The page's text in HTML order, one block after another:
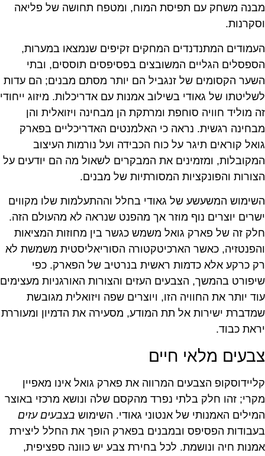
מבנה משחק עם תפיסת המוח, ומטפח תחושה של פליאה
וסקרנות.
העמודים המתנדנדים המחקים זקיפים שנמצאו במערות,
הספסלים הגליים המשובצים בפסיפסים תוססים, ובתי
השער הקסומים של זנגביל הם יותר מסתם מבנים; הם עדות
לשליטתו של גאודי בשילוב אמנות עם אדריכלות. מיזוג ייחודי
זה מוליד חוויה סוחפת ומרתקת הן מבחינה ויזואלית והן
מבחינה רגשית. נראה כי האלמנטים האדריכליים בפארק
גואל קוראים תיגר על כוח הכבידה ועל נורמות העיצוב
המקובלות, ומזמינים את המבקרים לשאול מה הם יודעים על
הצורות והפונקציות המסורתיות של מבנים.
השימוש המשעשע של גאודי בחלל וההתעלמות שלו מקווים
ישרים יוצרים נוף מוזר אך מהפנט שנראה לא מהעולם הזה.
חלק זה של פארק גואל משמש כגשר בין מחוזות המציאות
והפנטזיה, כאשר הארכיטקטורה הסוריאליסטית משמשת לא
רק כרקע אלא כדמות ראשית בנרטיב של הפארק. כפי
שיפורט בהמשך, הצבעים העזים והצורות האורגניות מעצימים
עוד יותר את החוויה הזו, ויוצרים שפה ויזואלית מגובשת
שמדברת ישירות אל תת המודע, מסעירה את הדמיון ומעוררת
יראת כבוד.
צבעים מלאי חיים
קליידוסקופ הצבעים המרווה את פארק גואל אינו מאפיין
מקרי; זהו חלק בלתי נפרד מהקסם שלה ונושא מרכזי באוצר
המילים האמנותי של אנטוני גאודי. השימוש בצבעים עזים
בעבודות הפסיפס ובמבנים בפארק הופך את החלל ליצירת
אמנות חיה ונושמת. לכל בחירת צבע יש כוונה ספציפית,